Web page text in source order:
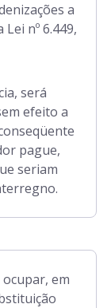
a
nº 6.449,
será
efeito a
pague,
seriam
em